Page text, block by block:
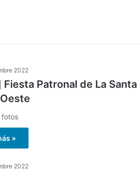
2022
Fiesta Patronal de La Santa
fotos
»
2022